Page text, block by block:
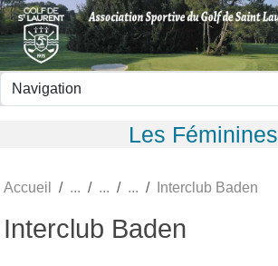
Les Féminines
Accueil Interclub Baden
Interclub Baden
Panneau de gestion des cookies